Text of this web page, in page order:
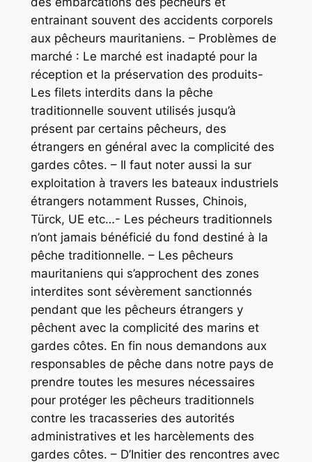
entrainant souvent des accidents corporels
aux pêcheurs mauritaniens. – Problèmes de
marché : Le marché est inadapté pour la
réception et la préservation des produits-
Les filets interdits dans la pêche
traditionnelle souvent utilisés jusqu’à
présent par certains pêcheurs, des
étrangers en général avec la complicité des
gardes côtes. – Il faut noter aussi la sur
exploitation à travers les bateaux industriels
étrangers notamment Russes, Chinois,
Türck, UE etc…- Les pécheurs traditionnels
n’ont jamais bénéficié du fond destiné à la
pêche traditionnelle. – Les pêcheurs
mauritaniens qui s’approchent des zones
interdites sont sévèrement sanctionnés
pendant que les pêcheurs étrangers y
pêchent avec la complicité des marins et
gardes côtes. En fin nous demandons aux
responsables de pêche dans notre pays de
prendre toutes les mesures nécessaires
pour protéger les pêcheurs traditionnels
contre les tracasseries des autorités
administratives et les harcèlements des
gardes côtes. – D’Initier des rencontres avec